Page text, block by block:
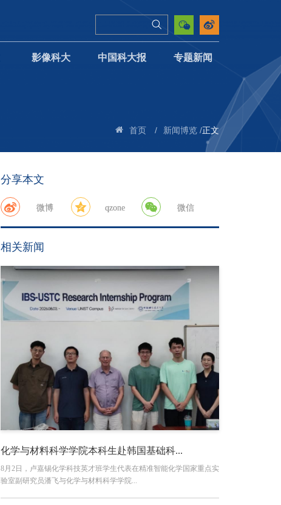
影像科大 中国科大报 专题新闻
首页 / 新闻博览 /正文
分享本文
微博 qzone 微信
相关新闻
化学与材料科学学院本科生赴韩国基础科...
8月2日，卢嘉锡化学科技英才班学生代表在精准智能化学国家重点实
验室副研究员潘飞与化学与材料科学学院...